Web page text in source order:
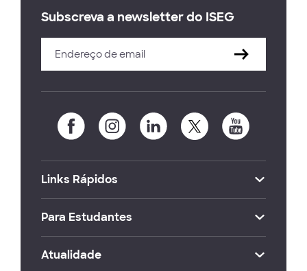
Subscreva a newsletter do ISEG
Links Rápidos
Para Estudantes
Atualidade